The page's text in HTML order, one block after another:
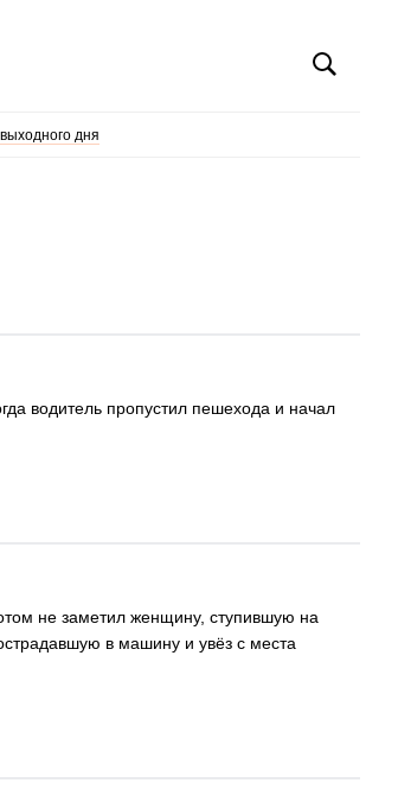
дня
водитель пропустил пешехода и начал
не заметил женщину, ступившую на
в машину и увёз с места